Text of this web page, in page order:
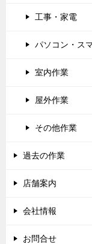
工事・家電
パソコン・ス
室内作業
屋外作業
その他作業
過去の作業
店舗案内
会社情報
お問合せ